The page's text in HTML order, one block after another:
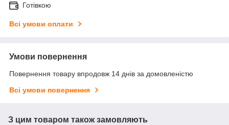
Готівкою
Всі умови оплати
Умови повернення
Повернення товару впродовж 14 днів за домовленістю
Всі умови повернення
З цим товаром також замовляють